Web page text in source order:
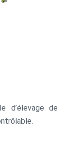
d’élevage de